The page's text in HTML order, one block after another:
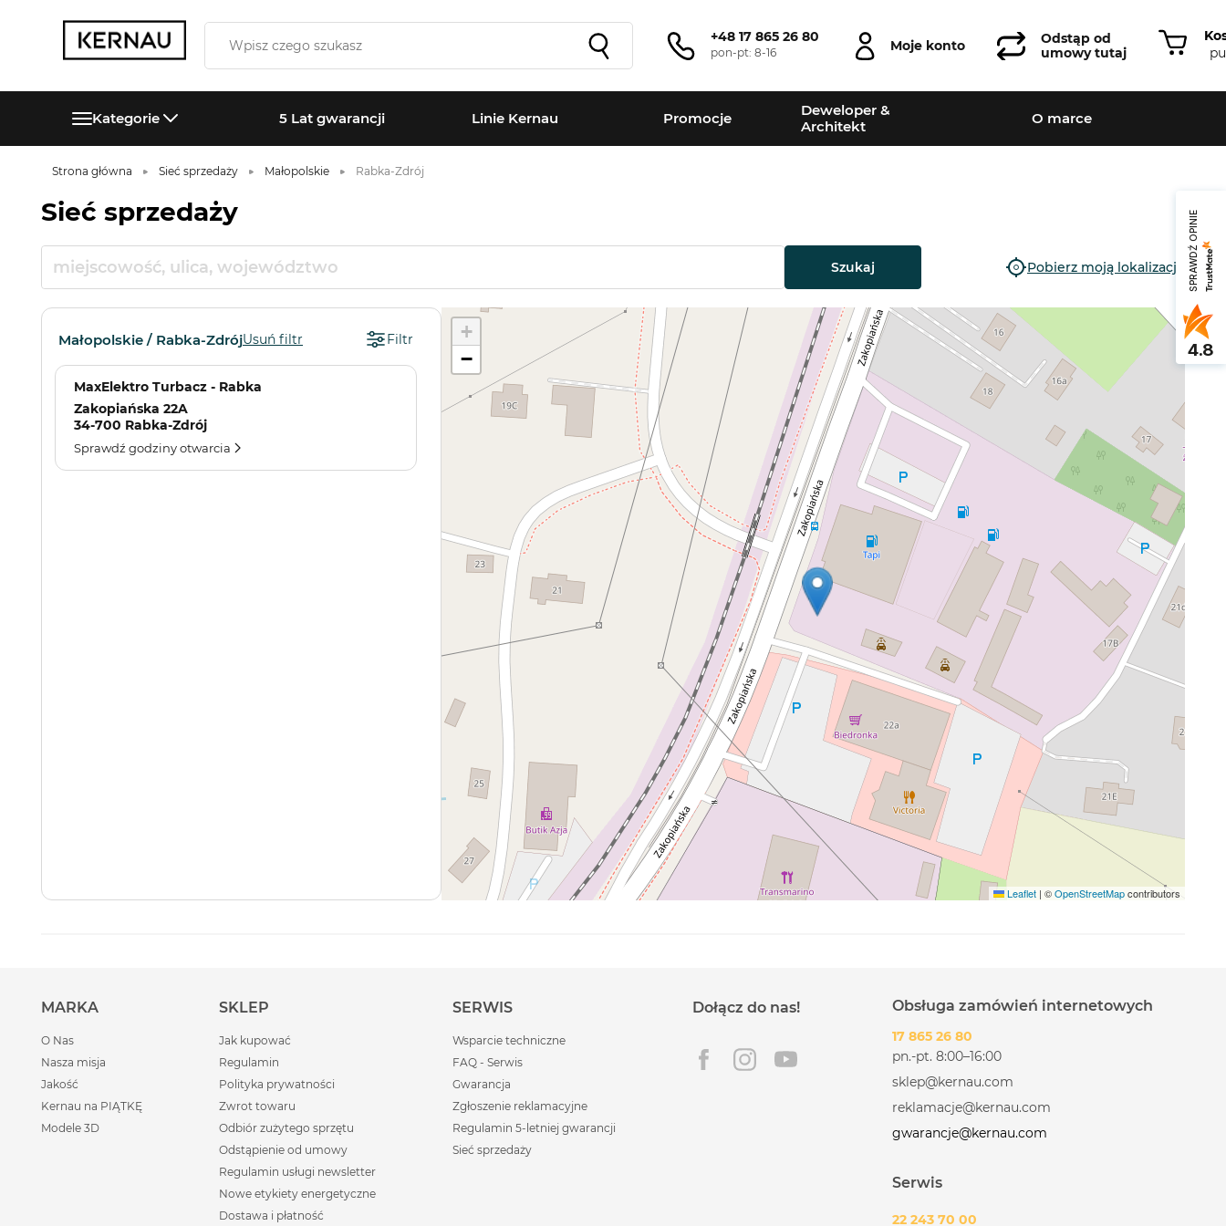
+48 17 865 26 80
pon-pt: 8-16 Moje konto
Odstąp od
umowy tutaj
Kategorie 5 Lat gwarancji Linie Kernau Promocje
Deweloper &
Architekt
O marce
Strona główna Sieć sprzedaży Małopolskie Rabka-Zdrój
Sieć sprzedaży
Szukaj Pobierz moją lokalizację
Małopolskie / Rabka-ZdrójUsuń filtr Filtr
MaxElektro Turbacz - Rabka
Zakopiańska 22A
34-700 Rabka-Zdrój
Sprawdź godziny otwarcia
+
−
Leaflet | ©OpenStreetMapcontributors
MARKA
O Nas
Nasza misja
Jakość
Kernau na PIĄTKĘ
Modele 3D
SKLEP
Jak kupować
Regulamin
Polityka prywatności
Zwrot towaru
Odbiór zużytego sprzętu
Odstąpienie od umowy
Regulamin usługi newsletter
Nowe etykiety energetyczne
Dostawa i płatność
SERWIS
Wsparcie techniczne
FAQ - Serwis
Gwarancja
Zgłoszenie reklamacyjne
Regulamin 5-letniej gwarancji
Sieć sprzedaży
Dołącz do nas! Obsługa zamówień internetowych
17 865 26 80
pn.-pt. 8:00–16:00
sklep@kernau.com
reklamacje@kernau.com
gwarancje@kernau.com
Serwis
22 243 70 00
SPRAWDŹ OPINIE
4.8